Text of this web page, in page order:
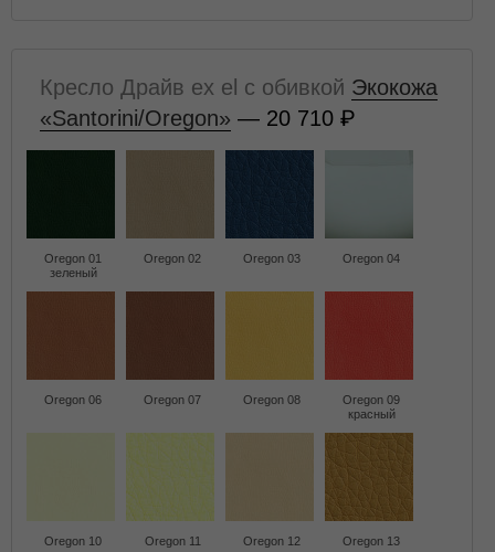
Кресло Драйв ex el с обивкой Экокожа
«Santorini/Oregon» — 20 710
Oregon 01
зеленый
Oregon 02 Oregon 03 Oregon 04
Oregon 06 Oregon 07 Oregon 08
Oregon 09
красный
Oregon 10 Oregon 11 Oregon 12 Oregon 13